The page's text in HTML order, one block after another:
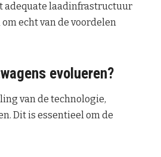
adequate laadinfrastructuur
echt van de voordelen
evolueren?
van de technologie,
Dit is essentieel om de